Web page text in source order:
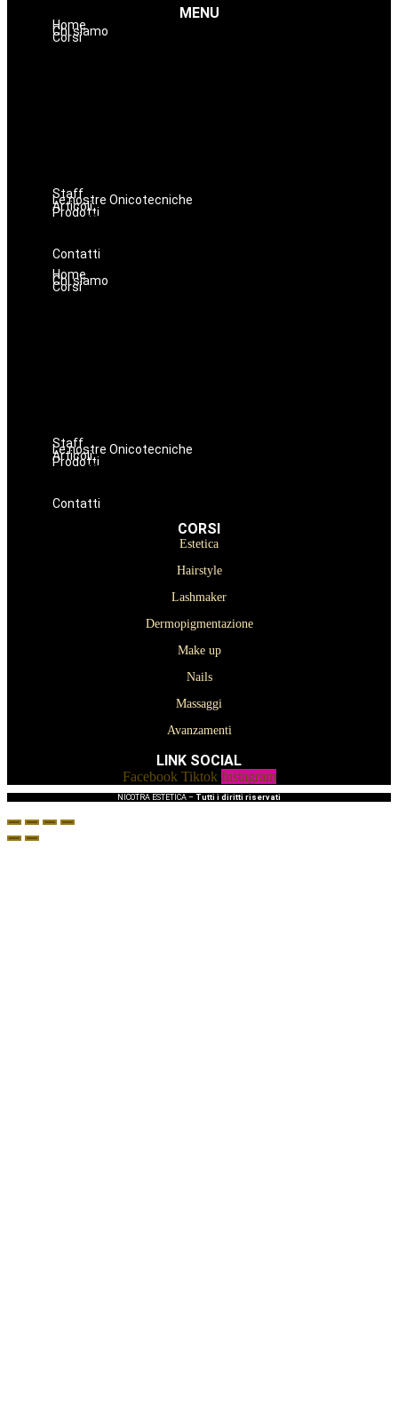
MENU
Home
Chi siamo
Corsi
Staff
Le nostre Onicotecniche
Articoli
ProdottiOniconails
Prodotti per ricostruzione unghie
Contatti
Home
Chi siamo
Corsi
Staff
Le nostre Onicotecniche
Articoli
ProdottiOniconails
Prodotti per ricostruzione unghie
Contatti
CORSI
Estetica
Hairstyle
Lashmaker
Dermopigmentazione
Make up
Nails
Massaggi
Avanzamenti
LINK SOCIAL
Facebook Tiktok Instagram
NICOTRA ESTETICA – Tutti i diritti riservati